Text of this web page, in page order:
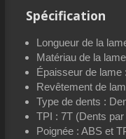
Spécification
Longueur de la
Matériau de la
Épaisseur de lame
Revêtement de
Type de dents :
TPI : 7T (Dents
Poignée : ABS et